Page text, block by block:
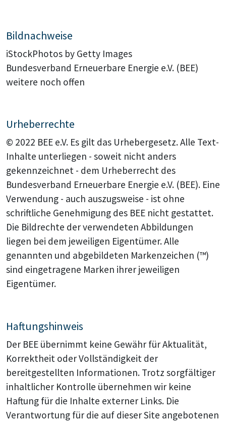
Bildnachweise
iStockPhotos by Getty Images
Bundesverband Erneuerbare Energie e.V. (BEE)
weitere noch offen
Urheberrechte
© 2022 BEE e.V. Es gilt das Urhebergesetz. Alle Text-
Inhalte unterliegen - soweit nicht anders
gekennzeichnet - dem Urheberrecht des
Bundesverband Erneuerbare Energie e.V. (BEE). Eine
Verwendung - auch auszugsweise - ist ohne
schriftliche Genehmigung des BEE nicht gestattet.
Die Bildrechte der verwendeten Abbildungen
liegen bei dem jeweiligen Eigentümer. Alle
genannten und abgebildeten Markenzeichen (™)
sind eingetragene Marken ihrer jeweiligen
Eigentümer.
Haftungshinweis
Der BEE übernimmt keine Gewähr für Aktualität,
Korrektheit oder Vollständigkeit der
bereitgestellten Informationen. Trotz sorgfältiger
inhaltlicher Kontrolle übernehmen wir keine
Haftung für die Inhalte externer Links. Die
Verantwortung für die auf dieser Site angebotenen